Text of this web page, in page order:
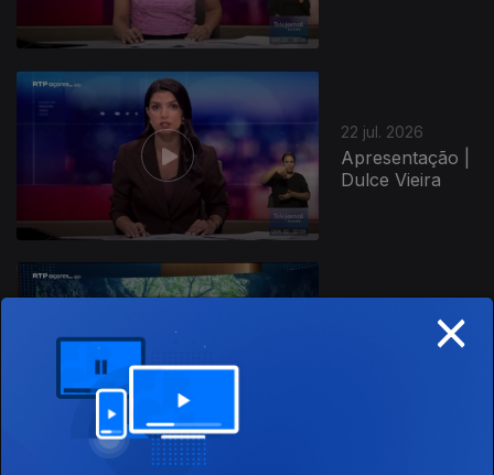
22 jul. 2026
Apresentação |
Dulce Vieira
Apresentação |
×